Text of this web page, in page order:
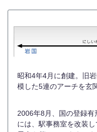
昭和4年4月に創建。旧
模した5連のアーチを玄
2006年8月、国の登録有
には、駅事務室を改装